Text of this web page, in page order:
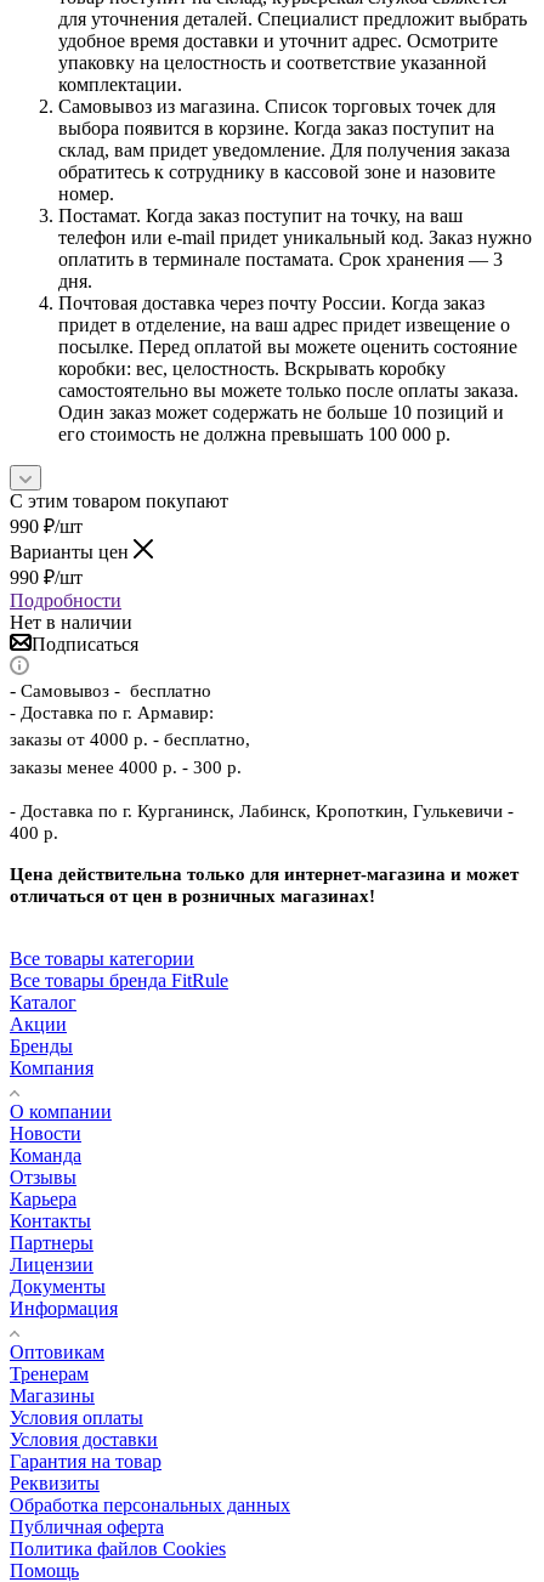
для уточнения деталей. Специалист предложит выбрать
удобное время доставки и уточнит адрес. Осмотрите
упаковку на целостность и соответствие указанной
комплектации.
Самовывоз из магазина. Список торговых точек для
выбора появится в корзине. Когда заказ поступит на
склад, вам придет уведомление. Для получения заказа
обратитесь к сотруднику в кассовой зоне и назовите
номер.
Постамат. Когда заказ поступит на точку, на ваш
телефон или e-mail придет уникальный код. Заказ нужно
оплатить в терминале постамата. Срок хранения — 3
дня.
Почтовая доставка через почту России. Когда заказ
придет в отделение, на ваш адрес придет извещение о
посылке. Перед оплатой вы можете оценить состояние
коробки: вес, целостность. Вскрывать коробку
самостоятельно вы можете только после оплаты заказа.
Один заказ может содержать не больше 10 позиций и
его стоимость не должна превышать 100 000 р.
С этим товаром покупают
990 ₽/шт
Варианты цен
990 ₽/шт
Подробности
Нет в наличии
Подписаться
- Самовывоз - бесплатно
- Доставка по г. Армавир:
заказы от 4000 р. - бесплатно,
заказы менее 4000 р. - 300 р.
- Доставка по г. Курганинск, Лабинск, Кропоткин, Гулькевичи -
400 р.
Цена действительна только для интернет-магазина и может
отличаться от цен в розничных магазинах!
Все товары категории
Все товары бренда FitRule
Каталог
Акции
Бренды
Компания
О компании
Новости
Команда
Отзывы
Карьера
Контакты
Партнеры
Лицензии
Документы
Информация
Оптовикам
Тренерам
Магазины
Условия оплаты
Условия доставки
Гарантия на товар
Реквизиты
Обработка персональных данных
Публичная оферта
Политика файлов Cookies
Помощь